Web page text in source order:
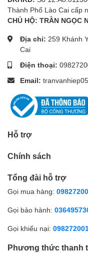
Thành Phố Lào Cai cấp
CHỦ HỘ: TRẦN NGỌC
Địa chỉ: 259 Khánh
Cai
Điện thoại:
Email:
Hỗ trợ
Chính sách
Tổng đài hỗ trợ
Gọi mua hàng:
Gọi bảo hành:
Gọi khiếu nại:
Phương thức thanh